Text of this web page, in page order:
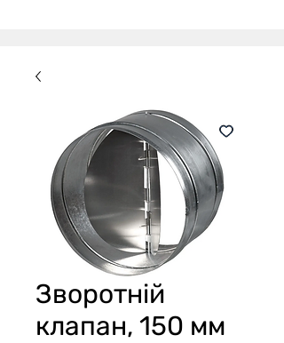
Зворотній
клапан, 150 мм